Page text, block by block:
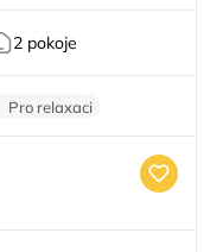
2 pokoje
Pro relaxaci